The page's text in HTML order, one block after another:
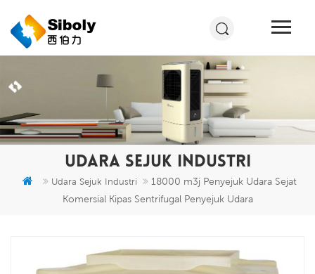
UDARA SEJUK INDUSTRI
Udara Sejuk Industri
18000 m3j Penyejuk Udara Sejat
Komersial Kipas Sentrifugal Penyejuk Udara